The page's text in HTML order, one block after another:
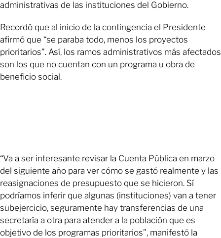
administrativas de las instituciones del Gobierno.
Recordó que al inicio de la contingencia el Presidente
afirmó que “se paraba todo, menos los proyectos
prioritarios”. Así, los ramos administrativos más afectados
son los que no cuentan con un programa u obra de
beneficio social.
“Va a ser interesante revisar la Cuenta Pública en marzo
del siguiente año para ver cómo se gastó realmente y las
reasignaciones de presupuesto que se hicieron. Sí
podríamos inferir que algunas (instituciones) van a tener
subejercicio, seguramente hay transferencias de una
secretaría a otra para atender a la población que es
objetivo de los programas prioritarios”, manifestó la